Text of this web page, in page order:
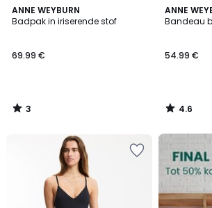
ANNE WEYBURN
Badpak in iriserende stof
69.99 €
3
/
3
/
ANNE
Bandeau
54.99 €
4.6
/ 5
4.6
/
FINAL
CLEARANCE